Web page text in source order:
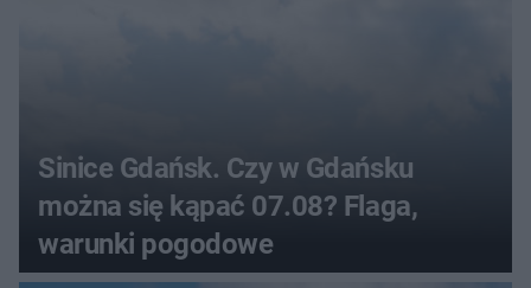
Sinice Gdańsk. Czy w Gdańsku
można się kąpać 07.08? Flaga,
warunki pogodowe